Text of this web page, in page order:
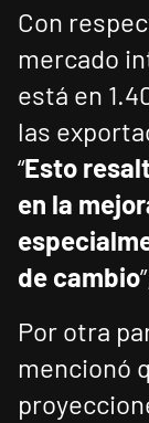
Con
mercado
está en
las
“Esto
en la
de cambio
Por otra
mencionó